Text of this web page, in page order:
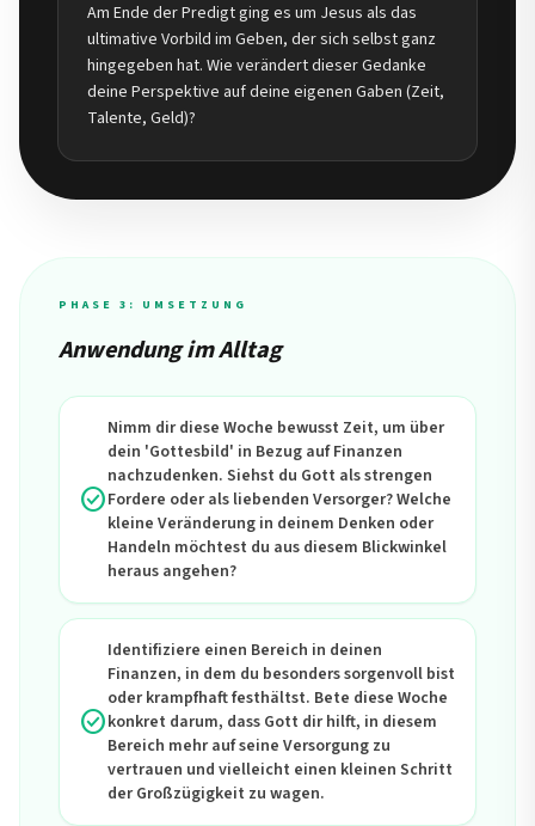
Am Ende der Predigt ging es um Jesus als das
ultimative Vorbild im Geben, der sich selbst ganz
hingegeben hat. Wie verändert dieser Gedanke
deine Perspektive auf deine eigenen Gaben (Zeit,
Talente, Geld)?
PHASE 3: UMSETZUNG
Anwendung im Alltag
check_circle
Nimm dir diese Woche bewusst Zeit, um über
dein 'Gottesbild' in Bezug auf Finanzen
nachzudenken. Siehst du Gott als strengen
Fordere oder als liebenden Versorger? Welche
kleine Veränderung in deinem Denken oder
Handeln möchtest du aus diesem Blickwinkel
heraus angehen?
check_circle
Identifiziere einen Bereich in deinen
Finanzen, in dem du besonders sorgenvoll bist
oder krampfhaft festhältst. Bete diese Woche
konkret darum, dass Gott dir hilft, in diesem
Bereich mehr auf seine Versorgung zu
vertrauen und vielleicht einen kleinen Schritt
der Großzügigkeit zu wagen.